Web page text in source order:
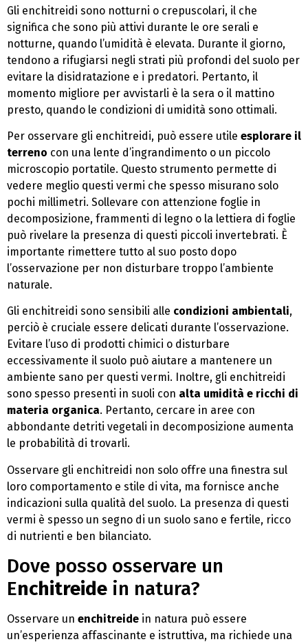
Gli enchitreidi sono notturni o crepuscolari, il che
significa che sono più attivi durante le ore serali e
notturne, quando l’umidità è elevata. Durante il giorno,
tendono a rifugiarsi negli strati più profondi del suolo per
evitare la disidratazione e i predatori. Pertanto, il
momento migliore per avvistarli è la sera o il mattino
presto, quando le condizioni di umidità sono ottimali.
Per osservare gli enchitreidi, può essere utile esplorare il
terreno con una lente d’ingrandimento o un piccolo
microscopio portatile. Questo strumento permette di
vedere meglio questi vermi che spesso misurano solo
pochi millimetri. Sollevare con attenzione foglie in
decomposizione, frammenti di legno o la lettiera di foglie
può rivelare la presenza di questi piccoli invertebrati. È
importante rimettere tutto al suo posto dopo
l’osservazione per non disturbare troppo l’ambiente
naturale.
Gli enchitreidi sono sensibili alle condizioni ambientali,
perciò è cruciale essere delicati durante l’osservazione.
Evitare l’uso di prodotti chimici o disturbare
eccessivamente il suolo può aiutare a mantenere un
ambiente sano per questi vermi. Inoltre, gli enchitreidi
sono spesso presenti in suoli con alta umidità e ricchi di
materia organica. Pertanto, cercare in aree con
abbondante detriti vegetali in decomposizione aumenta
le probabilità di trovarli.
Osservare gli enchitreidi non solo offre una finestra sul
loro comportamento e stile di vita, ma fornisce anche
indicazioni sulla qualità del suolo. La presenza di questi
vermi è spesso un segno di un suolo sano e fertile, ricco
di nutrienti e ben bilanciato.
Dove posso osservare un
Enchitreide in natura?
Osservare un enchitreide in natura può essere
un’esperienza affascinante e istruttiva, ma richiede una